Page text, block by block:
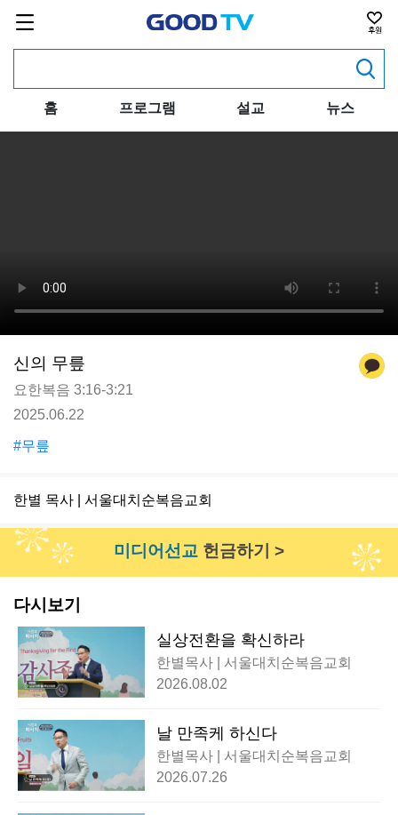
홈 프로그램 설교 뉴스
신의 무릎
요한복음 3:16-3:21
2025.06.22
#무릎
한별 목사 | 서울대치순복음교회
미디어선교 헌금하기 >
다시보기
실상전환을 확신하라
한별목사 | 서울대치순복음교회
2026.08.02
날 만족케 하신다
한별목사 | 서울대치순복음교회
2026.07.26